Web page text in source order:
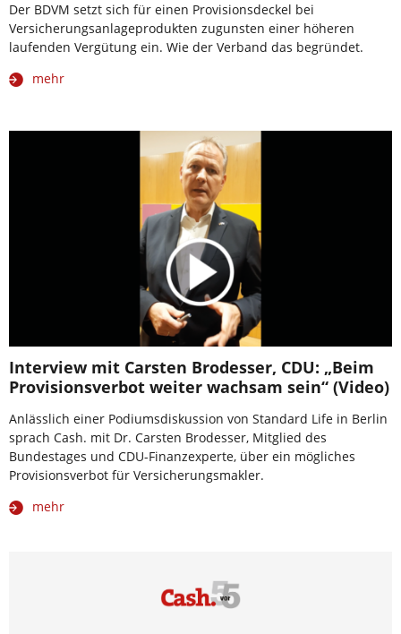
Der BDVM setzt sich für einen Provisionsdeckel bei
Versicherungsanlageprodukten zugunsten einer höheren
laufenden Vergütung ein. Wie der Verband das begründet.
mehr
Interview mit Carsten Brodesser, CDU: „Beim
Provisionsverbot weiter wachsam sein“ (Video)
Anlässlich einer Podiumsdiskussion von Standard Life in Berlin
sprach Cash. mit Dr. Carsten Brodesser, Mitglied des
Bundestages und CDU-Finanzexperte, über ein mögliches
Provisionsverbot für Versicherungsmakler.
mehr